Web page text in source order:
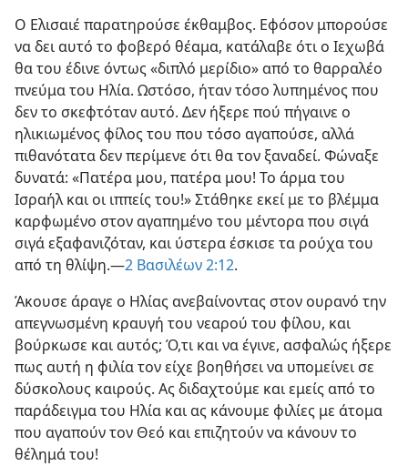
Ο Ελισαιέ παρατηρούσε έκθαμβος. Εφόσον μπορούσε
να δει αυτό το φοβερό θέαμα, κατάλαβε ότι ο Ιεχωβά
θα του έδινε όντως «διπλό μερίδιο» από το θαρραλέο
πνεύμα του Ηλία. Ωστόσο, ήταν τόσο λυπημένος που
δεν το σκεφτόταν αυτό. Δεν ήξερε πού πήγαινε ο
ηλικιωμένος φίλος του που τόσο αγαπούσε, αλλά
πιθανότατα δεν περίμενε ότι θα τον ξαναδεί. Φώναξε
δυνατά: «Πατέρα μου, πατέρα μου! Το άρμα του
Ισραήλ και οι ιππείς του!» Στάθηκε εκεί με το βλέμμα
καρφωμένο στον αγαπημένο του μέντορα που σιγά
σιγά εξαφανιζόταν, και ύστερα έσκισε τα ρούχα του
από τη θλίψη.—2 Βασιλέων 2:12.
Άκουσε άραγε ο Ηλίας ανεβαίνοντας στον ουρανό την
απεγνωσμένη κραυγή του νεαρού του φίλου, και
βούρκωσε και αυτός; Ό,τι και να έγινε, ασφαλώς ήξερε
πως αυτή η φιλία τον είχε βοηθήσει να υπομείνει σε
δύσκολους καιρούς. Ας διδαχτούμε και εμείς από το
παράδειγμα του Ηλία και ας κάνουμε φιλίες με άτομα
που αγαπούν τον Θεό και επιζητούν να κάνουν το
θέλημά του!